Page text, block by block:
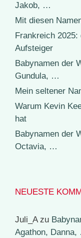
Jakob, …
Mit diesen
Frankreich
Aufsteiger
Babynamen der
Gundula, …
Mein seltener
Warum Kevin
hat
Babynamen der
Octavia, …
NEUESTE
Juli_Azu
Agathon,